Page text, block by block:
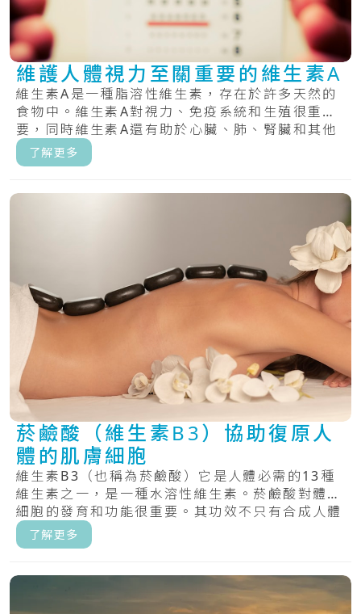
維護人體視力至關重要的維生素A
維生素A是一種脂溶性維生素，存在於許多天然的
食物中。維生素A對視力、免疫系統和生殖很重
要，同時維生素A還有助於心臟、肺、腎臟和其他
器官正.....
了解更多
菸鹼酸（維生素B3）協助復原人
體的肌膚細胞
維生素B3（也稱為菸鹼酸）它是人體必需的13種
維生素之一，是一種水溶性維生素。菸鹼酸對體內
細胞的發育和功能很重要。其功效不只有合成人體
D.....
了解更多